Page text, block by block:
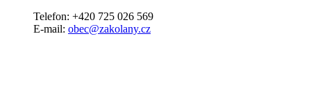
Telefon: +420 725 026 569
E-mail: obec@zakolany.cz